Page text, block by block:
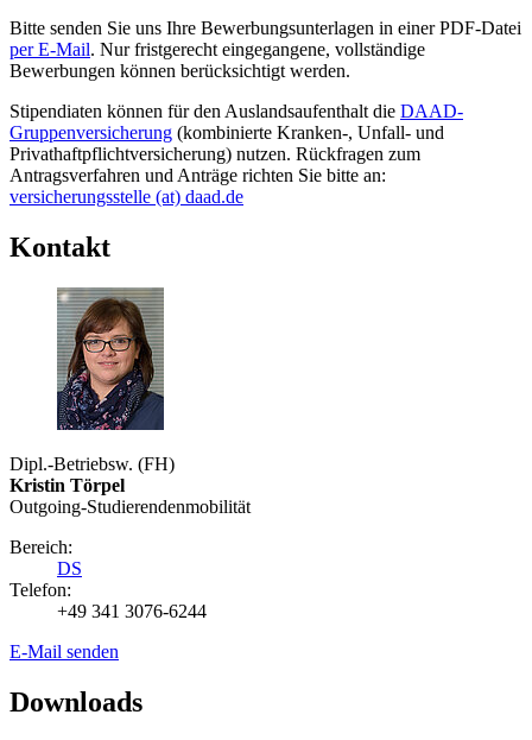
Bitte senden Sie uns Ihre Bewerbungsunterlagen in einer PDF-Datei
per E-Mail. Nur fristgerecht eingegangene, vollständige
Bewerbungen können berücksichtigt werden.
Stipendiaten können für den Auslandsaufenthalt die DAAD-
Gruppenversicherung (kombinierte Kranken-, Unfall- und
Privathaftpflichtversicherung) nutzen. Rückfragen zum
Antragsverfahren und Anträge richten Sie bitte an:
versicherungsstelle (at) daad.de
Kontakt
Dipl.-Betriebsw. (FH)
Kristin Törpel
Outgoing-Studierendenmobilität
Bereich:
DS
Telefon:
+49 341 3076-6244
E-Mail senden
Downloads